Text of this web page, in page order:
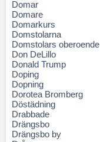
Domar
Domare
Domarkurs
Domstolarna
Domstolars oberoende
Don DeLillo
Donald Trump
Doping
Dopning
Dorotea Bromberg
Döstädning
Drabbade
Drängsbo
Drängsbo by